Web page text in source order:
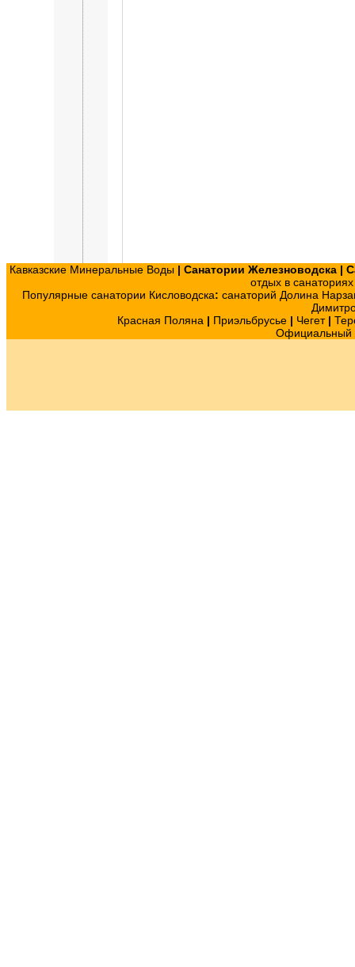
Кавказские Минеральные Воды | Санатории Железноводска |
отдых в
Популярные санатории Кисловодска: санаторий Долина
Красная Поляна | Приэльбрусье| Чегет|
Официальный